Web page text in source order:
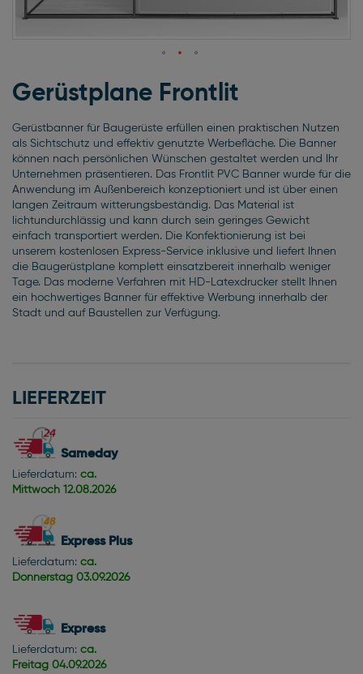
Anfang
der
springen
Gerüstplane Frontlit
Gerüstbanner für Baugerüste erfüllen einen praktischen Nutzen
als Sichtschutz und effektiv genutzte Werbefläche. Die Banner
können nach persönlichen Wünschen gestaltet werden und Ihr
Unternehmen präsentieren. Das Frontlit PVC Banner wurde für die
Anwendung im Außenbereich konzeptioniert und ist über einen
langen Zeitraum witterungsbeständig. Das Material ist
lichtundurchlässig und kann durch sein geringes Gewicht
einfach transportiert werden. Die Konfektionierung ist bei
unserem kostenlosen Express-Service inklusive und liefert Ihnen
die Baugerüstplane komplett einsatzbereit innerhalb weniger
Tage. Das moderne Verfahren mit HD-Latexdrucker stellt Ihnen
ein hochwertiges Banner für effektive Werbung innerhalb der
Stadt und auf Baustellen zur Verfügung.
LIEFERZEIT
Sameday
Lieferdatum: ca.
Mittwoch 12.08.2026
Express Plus
Lieferdatum: ca.
Donnerstag 03.09.2026
Express
Lieferdatum: ca.
Freitag 04.09.2026